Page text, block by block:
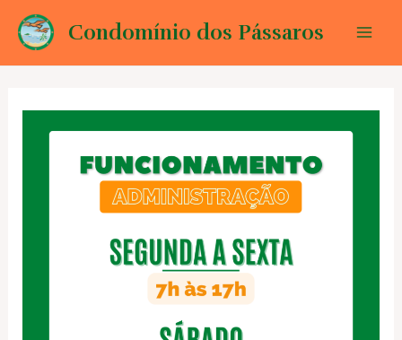
para
Condomínio dos Pássaros